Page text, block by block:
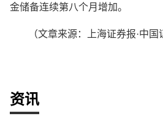
金储备连续第八个月增加。
（文章来源：上海证券报·中国
资讯